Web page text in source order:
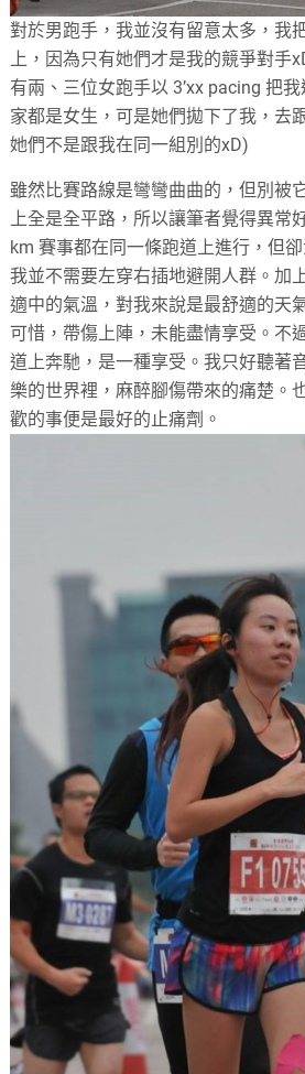
對於男跑手，我並沒有留意太多，我
上，因為只有她們才是我的競爭對手
有兩、三位女跑手以 3’xx pacing 把
家都是女生，可是她們拋下了我，去
她們不是跟我在同一組別的xD)
雖然比賽路線是彎彎曲曲的，但別被
上全是全平路，所以讓筆者覺得異常
km 賽事都在同一條跑道上進行，但
我並不需要左穿右插地避開人群。加
適中的氣溫，對我來說是最舒適的天
可惜，帶傷上陣，未能盡情享受。不
道上奔馳，是一種享受。我只好聽著
樂的世界裡，麻醉腳傷帶來的痛楚。
歡的事便是最好的止痛劑。